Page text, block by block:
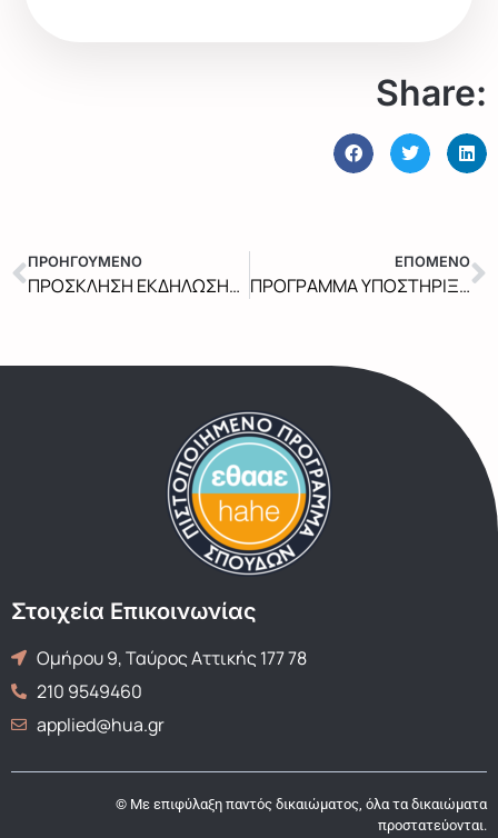
Share:
ΠΡΟΗΓΟΥΜΕΝΟ
ΠΡΟΣΚΛΗΣΗ ΕΚΔΗΛΩΣΗΣ ΕΝΔΙΑΦΕΡΟΝΤΟΣ 2026-2027 ΠΜΣ “ΕΦΑΡΜΟΣΜΕΝΗ ΠΛΗΡΟΦΟΡΙΚΗ”
ΕΠΟΜΕΝΟ
ΠΡΟΓΡΑΜΜΑ ΥΠΟΣΤΗΡΙΞΗΣ ΔΙΠΛΩΜΑΤΙΚΩΝ ΕΡΓΑΣΙΩΝ ΙΟΥΛΙΟΣ 2026
Στοιχεία Επικοινωνίας
Ομήρου 9, Ταύρος Αττικής 177 78
210 9549460
applied@hua.gr
© Με επιφύλαξη παντός δικαιώματος, όλα τα δικαιώματα
προστατεύονται.